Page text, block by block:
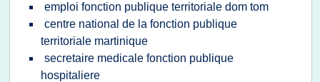
emploi fonction publique territoriale dom tom
centre national de la fonction publique
territoriale martinique
secretaire medicale fonction publique
hospitaliere